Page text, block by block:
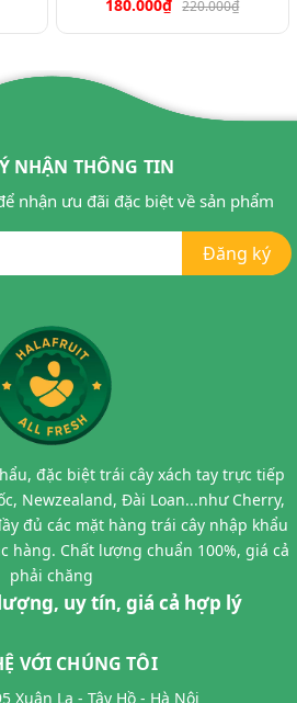
180.000₫ 220.000₫
NHẬN THÔNG TIN
nhận ưu đãi đặc biệt về sản phẩm
Đăng ký
đặc biệt trái cây xách tay trực tiếp
Newzealand, Đài Loan...như Cherry,
đủ các mặt hàng trái cây nhập khẩu
hàng. Chất lượng chuẩn 100%, giá cả
phải chăng
uy tín, giá cả hợp lý
VỚI CHÚNG TÔI
Xuân La - Tây Hồ - Hà Nội